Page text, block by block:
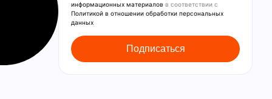
информационных материалов в соответствии с
Политикой в отношении обработки персональных
данных